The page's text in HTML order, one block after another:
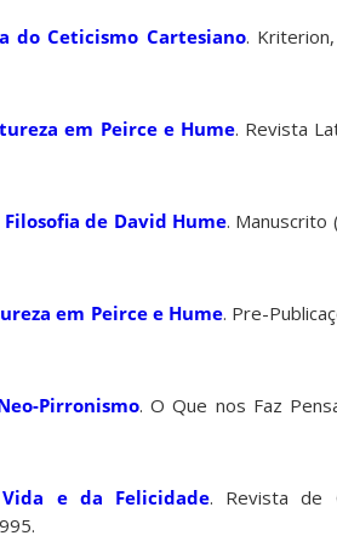
do Ceticismo Cartesiano.
em Peirce e Hume. Revista
de David Hume. Manuscrito
em Peirce e Hume. Pre-
Pirronismo. O Que nos Faz
e da Felicidade. Revista de